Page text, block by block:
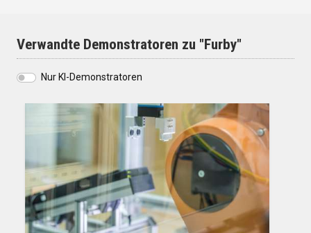
Verwandte Demonstratoren zu "Furby"
Nur KI-Demonstratoren